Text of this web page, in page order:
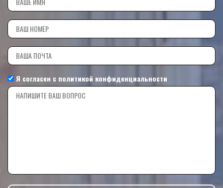
Я согласен с политикой конфиденциальности